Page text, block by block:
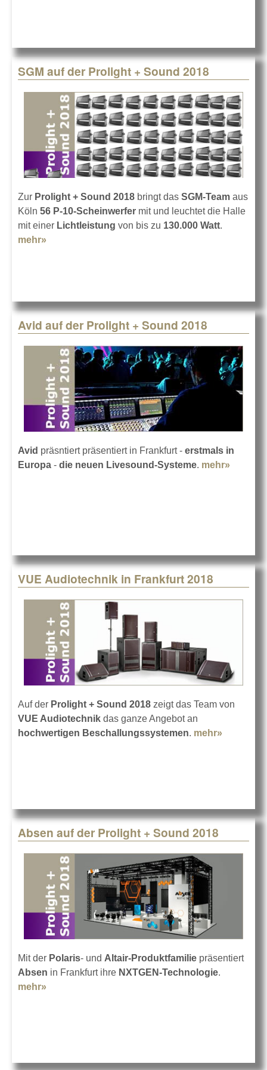
SGM auf der Prolight + Sound 2018
Zur Prolight + Sound 2018 bringt das SGM-Team aus
Köln 56 P-10-Scheinwerfer mit und leuchtet die Halle
mit einer Lichtleistung von bis zu 130.000 Watt.
mehr»
Avid auf der Prolight + Sound 2018
Avid präsntiert präsentiert in Frankfurt - erstmals in
Europa - die neuen Livesound-Systeme. mehr»
VUE Audiotechnik in Frankfurt 2018
Auf der Prolight + Sound 2018 zeigt das Team von
VUE Audiotechnik das ganze Angebot an
hochwertigen Beschallungssystemen. mehr»
Absen auf der Prolight + Sound 2018
Mit der Polaris- und Altair-Produktfamilie präsentiert
Absen in Frankfurt ihre NXTGEN-Technologie.
mehr»